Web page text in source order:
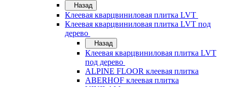
Назад
Клеевая кварцвиниловая плитка LVT
Клеевая кварцвиниловая плитка LVT под
дерево
Назад
Клеевая кварцвиниловая плитка LVT
под дерево
ALPINE FLOOR клеевая плитка
ABERHOF клеевая плитка